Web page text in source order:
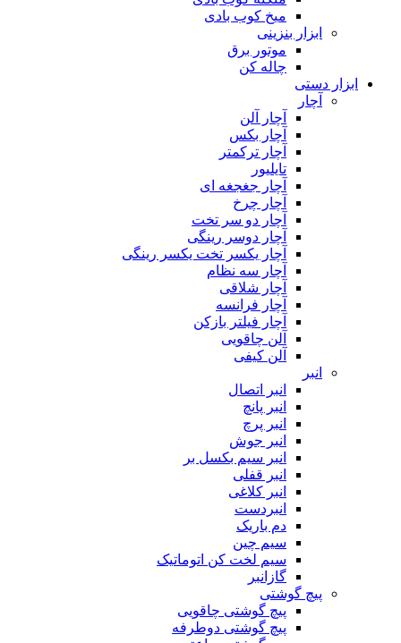
میخ کوب بادی
ابزار بنزینی
موتور برق
چاله کن
ابزار دستی
آچار
آچار آلن
آچار بکس
آچار ترکمتر
تایلیور
آچار جغجغه ای
آچار چرخ
آچار دو سر تخت
آچار دوسر رینگی
آچار یکسر تخت یکسر رینگی
آچار سه نظام
آچار شلاقی
آچار فرانسه
آچار فیلتر بازکن
آلن چاقویی
آلن کیفی
انبر
انبر اتصال
انبر پانچ
انبر پرچ
انبر جوش
انبر سیم بکسل بر
انبر قفلی
انبر کلاغی
انبردست
دم باریک
سیم چین
سیم لخت کن اتوماتیک
گازانبر
پیچ گوشتی
پیچ گوشتی چاقویی
پیچ گوشتی دوطرفه